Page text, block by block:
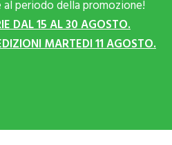
al periodo della promozione!
DAL 15 AL 30 AGOSTO.
MARTEDI 11 AGOSTO.